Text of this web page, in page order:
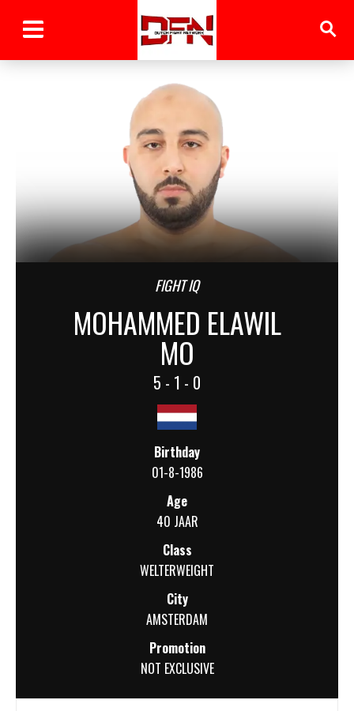
FIGHT IQ
MOHAMMED ELAWIL
MO
5 - 1 - 0
Birthday
01-8-1986
Age
40 JAAR
Class
WELTERWEIGHT
City
AMSTERDAM
Promotion
NOT EXCLUSIVE